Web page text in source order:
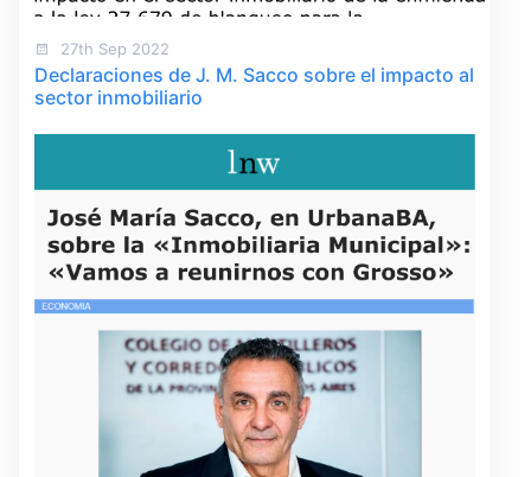
27th Sep 2022
Declaraciones de J. M. Sacco sobre el impacto al
sector inmobiliario